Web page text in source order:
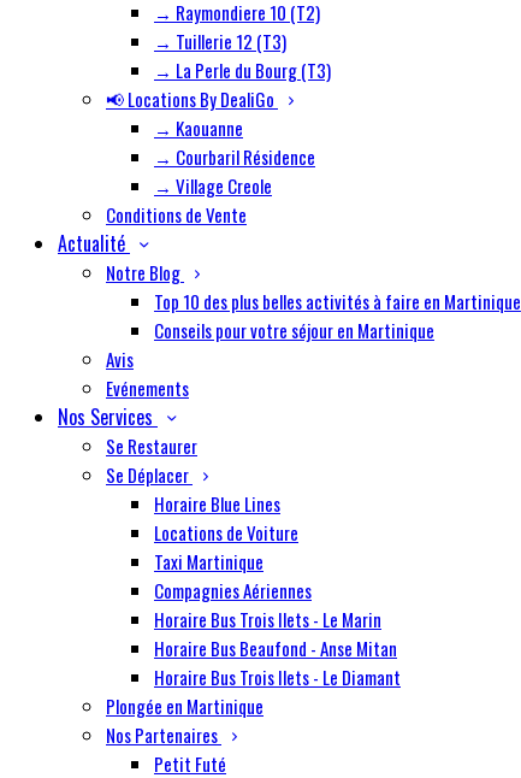
→ Raymondiere 10 (T2)
→ Tuillerie 12 (T3)
→ La Perle du Bourg (T3)
📢 Locations By DealiGo
→ Kaouanne
→ Courbaril Résidence
→ Village Creole
Conditions de Vente
Actualité
Notre Blog
Top 10 des plus belles activités à faire en Martinique
Conseils pour votre séjour en Martinique
Avis
Evénements
Nos Services
Se Restaurer
Se Déplacer
Horaire Blue Lines
Locations de Voiture
Taxi Martinique
Compagnies Aériennes
Horaire Bus Trois Ilets - Le Marin
Horaire Bus Beaufond - Anse Mitan
Horaire Bus Trois Ilets - Le Diamant
Plongée en Martinique
Nos Partenaires
Petit Futé